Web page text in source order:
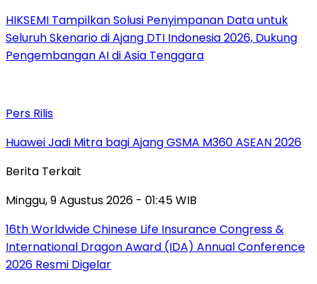
HIKSEMI Tampilkan Solusi Penyimpanan Data untuk
Seluruh Skenario di Ajang DTI Indonesia 2026, Dukung
Pengembangan AI di Asia Tenggara
Pers Rilis
Huawei Jadi Mitra bagi Ajang GSMA M360 ASEAN 2026
Berita Terkait
Minggu, 9 Agustus 2026 - 01:45 WIB
16th Worldwide Chinese Life Insurance Congress &
International Dragon Award (IDA) Annual Conference
2026 Resmi Digelar